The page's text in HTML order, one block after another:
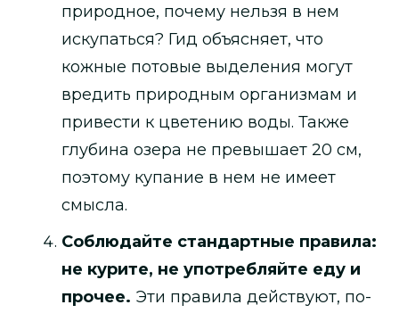
природное, почему нельзя в нем
искупаться? Гид объясняет, что
кожные потовые выделения могут
вредить природным организмам и
привести к цветению воды. Также
глубина озера не превышает 20 см,
поэтому купание в нем не имеет
смысла.
Соблюдайте стандартные правила:
не курите, не употребляйте еду и
прочее. Эти правила действуют, по-